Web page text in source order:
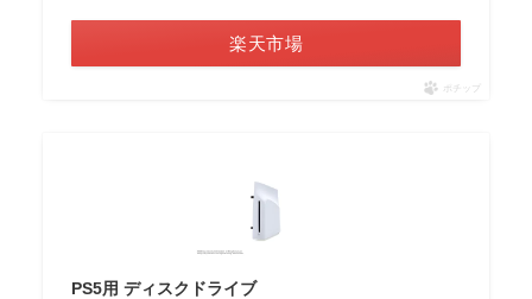
楽天市場
ポチップ
PS5用 ディスクドライブ